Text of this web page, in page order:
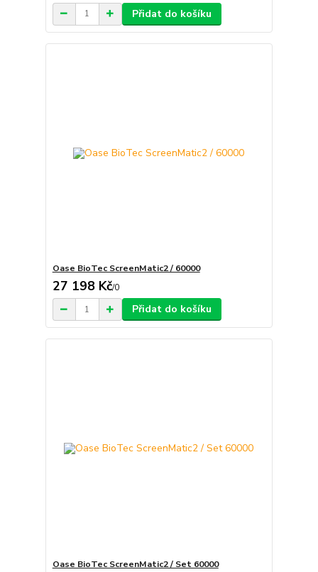
Přidat do košíku
Oase BioTec ScreenMatic2 / 60000
27 198 Kč/0
Přidat do košíku
Oase BioTec ScreenMatic2 / Set 60000